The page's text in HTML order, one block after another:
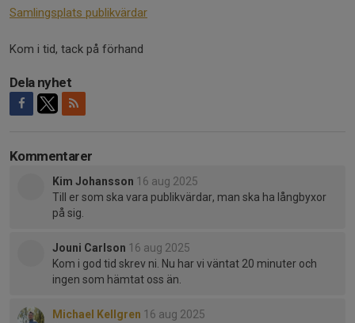
Samlingsplats publikvärdar
Kom i tid, tack på förhand
Dela nyhet
Kommentarer
Kim Johansson 16 aug 2025
Till er som ska vara publikvärdar, man ska ha långbyxor
på sig.
Jouni Carlson 16 aug 2025
Kom i god tid skrev ni. Nu har vi väntat 20 minuter och
ingen som hämtat oss än.
Michael Kellgren 16 aug 2025